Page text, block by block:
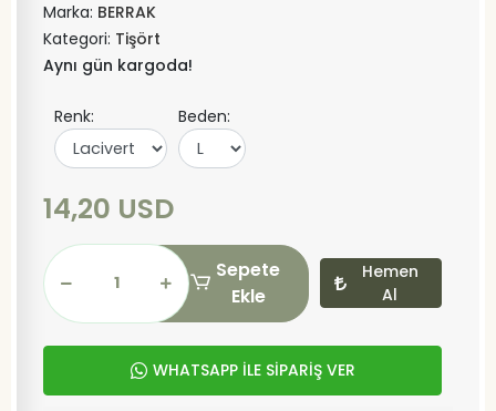
Marka: BERRAK
Kategori: Tişört
Aynı gün kargoda!
Renk: Beden:
14,20 USD
Sepete
Ekle
Hemen
Al
WHATSAPP İLE SİPARİŞ VER